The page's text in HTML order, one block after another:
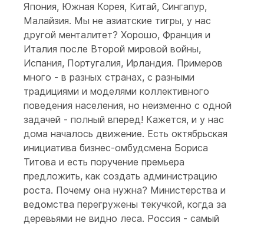
Япония, Южная Корея, Китай, Сингапур,
Малайзия. Мы не азиатские тигры, у нас
другой менталитет? Хорошо, Франция и
Италия после Второй мировой войны,
Испания, Португалия, Ирландия. Примеров
много - в разных странах, с разными
традициями и моделями коллективного
поведения населения, но неизменно с одной
задачей - полный вперед! Кажется, и у нас
дома началось движение. Есть октябрьская
инициатива бизнес-омбудсмена Бориса
Титова и есть поручение премьера
предложить, как создать администрацию
роста. Почему она нужна? Министерства и
ведомства перегружены текучкой, когда за
деревьями не видно леса. Россия - самый